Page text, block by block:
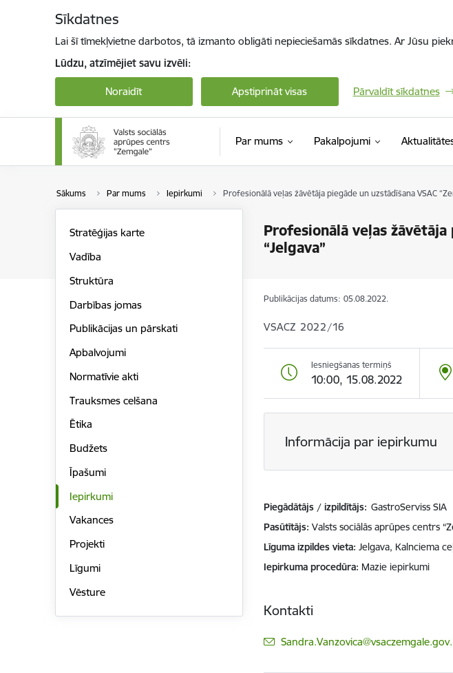
Sīkdatnes
Lai šī tīmekļvietne darbotos, tā izmanto obligāti nepieciešamās sīkdatnes. Ar Jūsu
Lūdzu, atzīmējiet savu izvēli:
Noraidīt Apstiprināt visas Pārvaldīt sīkdatnes
Par mums Pakalpojumi
Sākums Par mums Iepirkumi Profesionālā veļas žāvētāja piegāde un uzstādīšana VSAC
Profesionālā veļas
“Jelgava”
Stratēģijas karte
Vadība
Struktūra
Darbības jomas
Publikācijas un pārskati
Apbalvojumi
Normatīvie akti
Trauksmes celšana
Ētika
Budžets
Īpašumi
Iepirkumi
Vakances
Projekti
Līgumi
Vēsture
Publikācijas datums: 05.08.2022.
VSACZ 2022/16
Iesniegšanas termiņš
10:00, 15.08.2022
Informācija par iepirkumu
Piegādātājs / izpildītājs: GastroServiss SIA
Pasūtītājs Valsts sociālās aprūpes centrs
Līguma izpildes vieta Jelgava, Kalnciema
Iepirkuma procedūra Mazie iepirkumi
Kontakti
E-pasts: